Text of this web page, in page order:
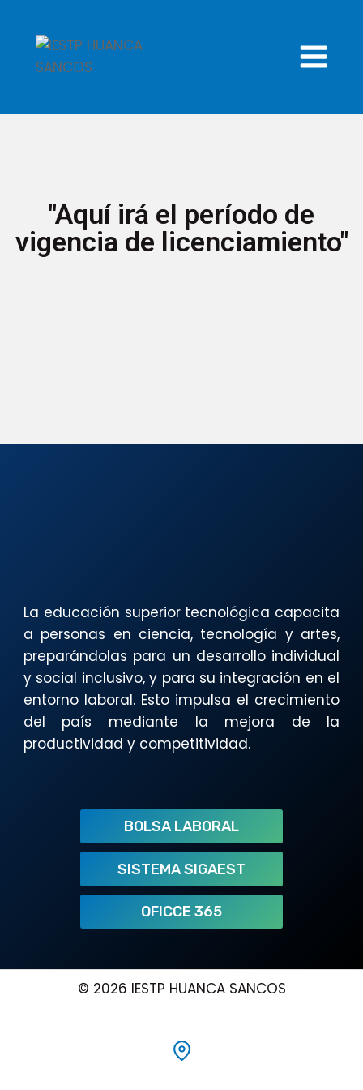
"Aquí irá el período de
vigencia de licenciamiento"
La educación superior tecnológica capacita
a personas en ciencia, tecnología y artes,
preparándolas para un desarrollo individual
y social inclusivo, y para su integración en el
entorno laboral. Esto impulsa el crecimiento
del país mediante la mejora de la
productividad y competitividad.
BOLSA LABORAL
SISTEMA SIGAEST
OFICCE 365
© 2026 IESTP HUANCA SANCOS